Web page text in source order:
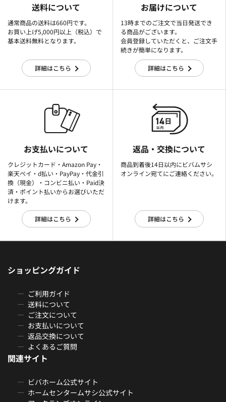
送料について
通常商品の送料は660円です。
お買い上げ5,000円以上（税込）で
基本送料無料となります。
詳細はこちら
お届けについて
13時までのご注文で当日発送でき
る商品がございます。
会員登録していただくと、ご注文手
続きが簡単になります。
詳細はこちら
お支払いについて
クレジットカード・Amazon Pay・
楽天ぺイ・d払い・PayPay・代金引
換（現金）・コンビニ払い・Paid決
済・ポイント払いからお選びいただ
けます。
詳細はこちら
返品・交換について
商品到着後14日以内にビバムサシ
オンライン宛てにご連絡ください。
詳細はこちら
ショッピングガイド
ご利用ガイド
送料について
ご注文について
お支払いについて
返品交換について
よくあるご質問
関連サイト
ビバホーム公式サイト
ホームセンタームサシ公式サイト